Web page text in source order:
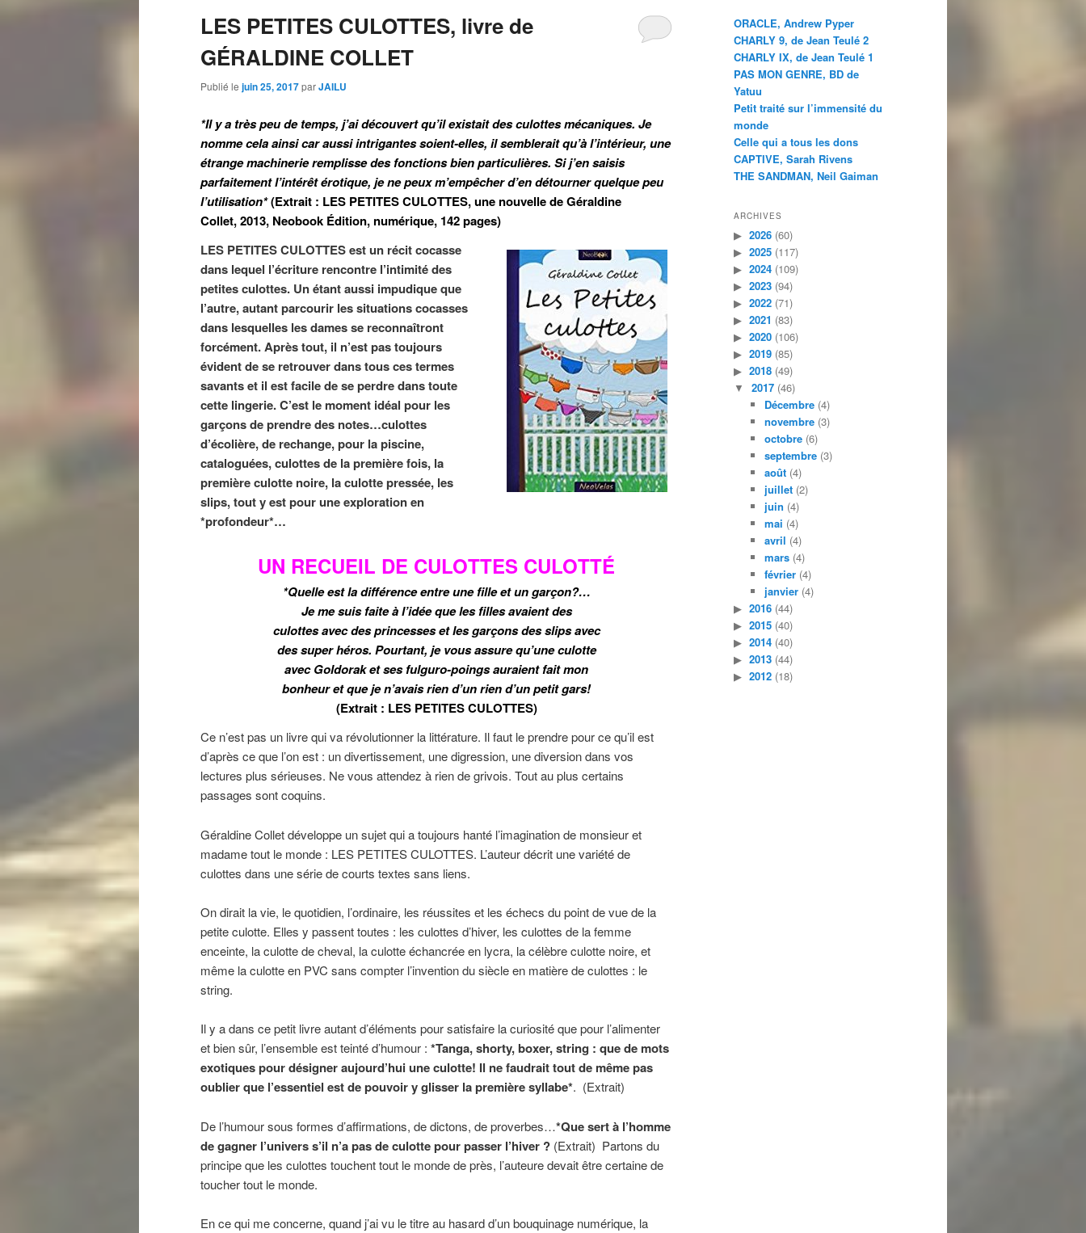
LES PETITES CULOTTES, livre de
GÉRALDINE COLLET
Publié le juin 25, 2017parJAILU
*Il y a très peu de temps, j’ai découvert qu’il existait des culottes mécaniques. Je
nomme cela ainsi car aussi intrigantes soient-elles, il semblerait qu’à l’intérieur, une
étrange machinerie remplisse des fonctions bien particulières. Si j’en saisis
parfaitement l’intérêt érotique, je ne peux m’empêcher d’en détourner quelque peu
l’utilisation*(Extrait : LES PETITES CULOTTES, une nouvelle de Géraldine
Collet, 2013, Neobook Édition, numérique, 142 pages)
LES PETITES CULOTTES est un récit cocasse
dans lequel l’écriture rencontre l’intimité des
petites culottes. Un étant aussi impudique que
l’autre, autant parcourir les situations cocasses
dans lesquelles les dames se reconnaîtront
forcément. Après tout, il n’est pas toujours
évident de se retrouver dans tous ces termes
savants et il est facile de se perdre dans toute
cette lingerie. C’est le moment idéal pour les
garçons de prendre des notes…culottes
d’écolière, de rechange, pour la piscine,
cataloguées, culottes de la première fois, la
première culotte noire, la culotte pressée, les
slips, tout y est pour une exploration en
*profondeur*…
UN RECUEIL DE CULOTTES CULOTTÉ
*Quelle est la différence entre une fille et un garçon?…
Je me suis faite à l’idée que les filles avaient des
culottes avec des princesses et les garçons des slips avec
des super héros. Pourtant, je vous assure qu’une culotte
avec Goldorak et ses fulguro-poings auraient fait mon
bonheur et que je n’avais rien d’un rien d’un petit gars!
(Extrait : LES PETITES CULOTTES)
Ce n’est pas un livre qui va révolutionner la littérature. Il faut le prendre pour ce qu’il est
d’après ce que l’on est : un divertissement, une digression, une diversion dans vos
lectures plus sérieuses. Ne vous attendez à rien de grivois. Tout au plus certains
passages sont coquins.
Géraldine Collet développe un sujet qui a toujours hanté l’imagination de monsieur et
madame tout le monde : LES PETITES CULOTTES. L’auteur décrit une variété de
culottes dans une série de courts textes sans liens.
On dirait la vie, le quotidien, l’ordinaire, les réussites et les échecs du point de vue de la
petite culotte. Elles y passent toutes : les culottes d’hiver, les culottes de la femme
enceinte, la culotte de cheval, la culotte échancrée en lycra, la célèbre culotte noire, et
même la culotte en PVC sans compter l’invention du siècle en matière de culottes : le
string.
Il y a dans ce petit livre autant d’éléments pour satisfaire la curiosité que pour l’alimenter
et bien sûr, l’ensemble est teinté d’humour : *Tanga, shorty, boxer, string : que de mots
exotiques pour désigner aujourd’hui une culotte! Il ne faudrait tout de même pas
oublier que l’essentiel est de pouvoir y glisser la première syllabe*. (Extrait)
De l’humour sous formes d’affirmations, de dictons, de proverbes…*Que sert à l’homme
de gagner l’univers s’il n’a pas de culotte pour passer l’hiver ? (Extrait) Partons du
principe que les culottes touchent tout le monde de près, l’auteure devait être certaine de
toucher tout le monde.
En ce qui me concerne, quand j’ai vu le titre au hasard d’un bouquinage numérique, la
ORACLE, Andrew Pyper
CHARLY 9, de Jean Teulé 2
CHARLY IX, de Jean Teulé 1
PAS MON GENRE, BD de
Yatuu
Petit traité sur l’immensité du
monde
Celle qui a tous les dons
CAPTIVE, Sarah Rivens
THE SANDMAN, Neil Gaiman
ARCHIVES
2026 (60)
2025 (117)
2024 (109)
2023 (94)
2022 (71)
2021 (83)
2020 (106)
2019 (85)
2018 (49)
2017 (46)
Décembre(4)
novembre(3)
octobre(6)
septembre(3)
août(4)
juillet(2)
juin (4)
mai (4)
avril (4)
mars(4)
février(4)
janvier(4)
2016 (44)
2015 (40)
2014 (40)
2013 (44)
2012 (18)